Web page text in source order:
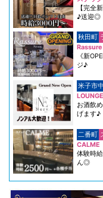
【完全
♪送迎◎
秋田町
Rassure
《新
ジ♪
米子市
お酒飲
げます♪
二番町
CALME
体験時
ん◎